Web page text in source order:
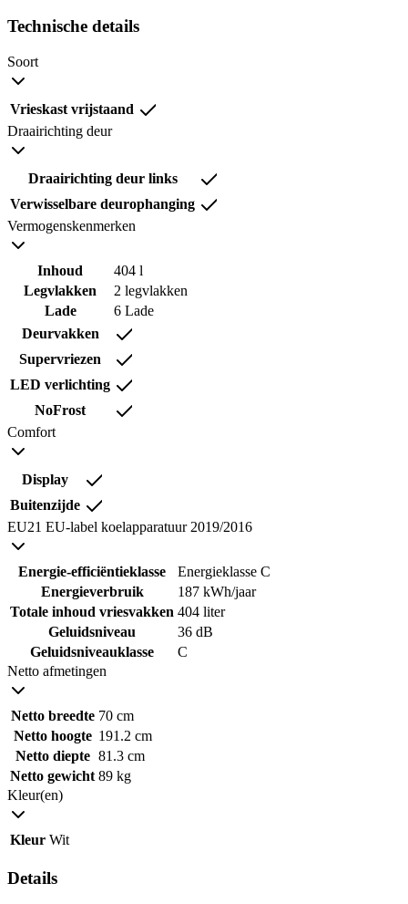
Technische details
Soort
Vrieskast vrijstaand
Draairichting deur
Draairichting deur links
Verwisselbare deurophanging
Vermogenskenmerken
Inhoud
404 l
Legvlakken
2 legvlakken
Lade
6 Lade
Deurvakken
Supervriezen
LED verlichting
NoFrost
Comfort
Display
Buitenzijde
EU21 EU-label koelapparatuur 2019/2016
Energie-efficiëntieklasse
Energieklasse C
Energieverbruik
187 kWh/jaar
Totale inhoud vriesvakken 404 liter
Geluidsniveau
36 dB
Geluidsniveauklasse
C
Netto afmetingen
Netto breedte 70 cm
Netto hoogte 191.2 cm
Netto diepte 81.3 cm
Netto gewicht 89 kg
Kleur(en)
Kleur Wit
Details